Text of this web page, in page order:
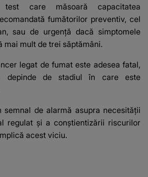
test care măsoară capacitatea
fumătorilor preventiv, cel
sau de urgență dacă simptomele
mai mult de trei săptămâni.
legat de fumat este adesea fatal,
depinde de stadiul în care este
semnal de alarmă asupra necesității
regulat și a conștientizării riscurilor
acest viciu.